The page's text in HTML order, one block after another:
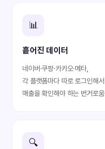
📊
흩어진 데이터
네이버·쿠팡·카카오·메타,
각 플랫폼마다 따로 로그인해서
매출을 확인해야 하는 번거로움
🔍